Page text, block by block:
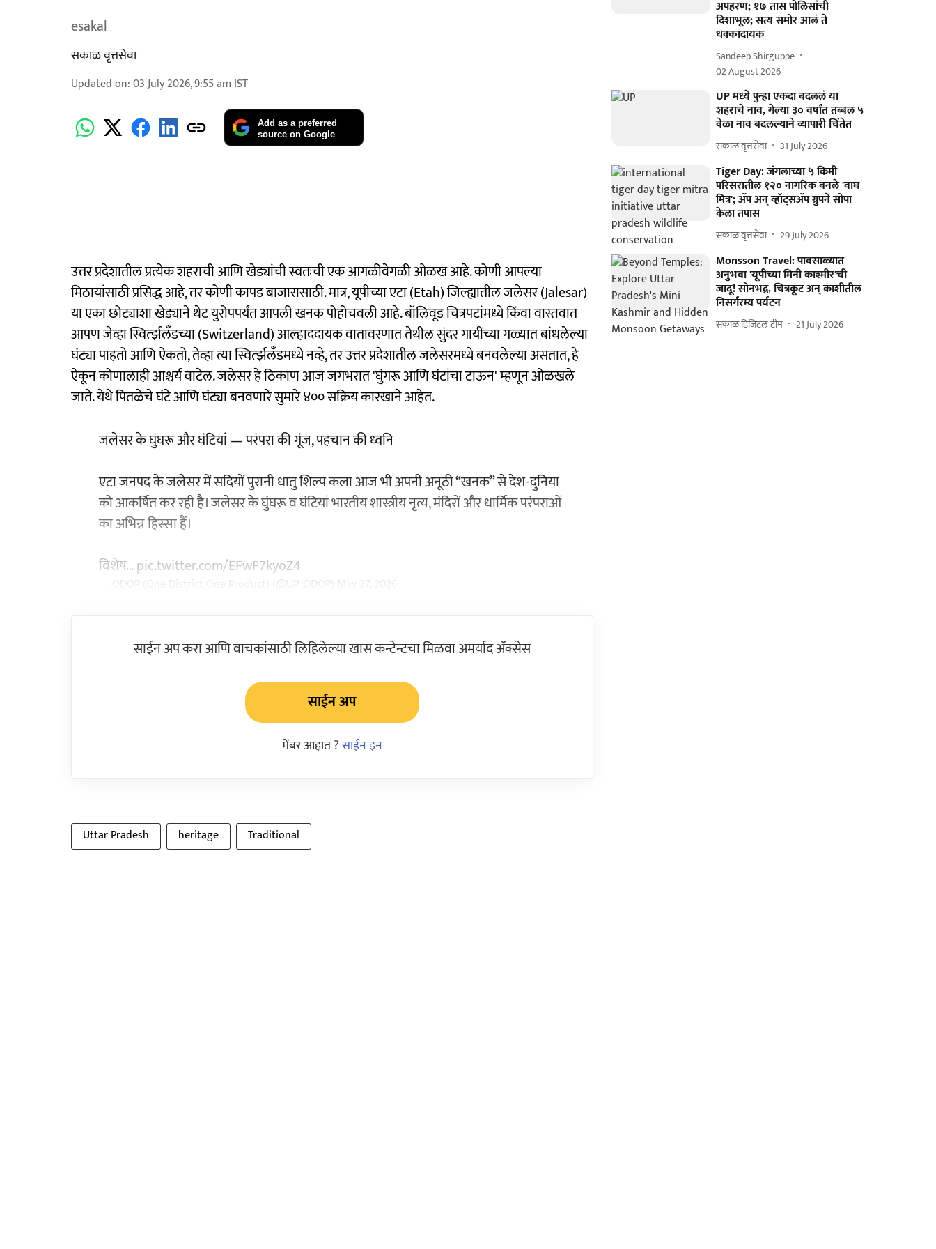
esakal
सकाळ वृत्तसेवा
Updated on:03 July 2026, 9:55 am IST
Add as a preferred
source on Google
उत्तर प्रदेशातील प्रत्येक शहराची आणि खेड्यांची स्वतःची एक आगळीवेगळी ओळख आहे. कोणी आपल्या
मिठायांसाठी प्रसिद्ध आहे, तर कोणी कापड बाजारासाठी. मात्र, यूपीच्या एटा (Etah) जिल्ह्यातील जलेसर (Jalesar)
या एका छोट्याशा खेड्याने थेट युरोपपर्यंत आपली खनक पोहोचवली आहे. बॉलिवूड चित्रपटांमध्ये किंवा वास्तवात
आपण जेव्हा स्विर्त्झलँडच्या (Switzerland) आल्हाददायक वातावरणात तेथील सुंदर गायींच्या गळ्यात बांधलेल्या
घंट्या पाहतो आणि ऐकतो, तेव्हा त्या स्विर्त्झलँडमध्ये नव्हे, तर उत्तर प्रदेशातील जलेसरमध्ये बनवलेल्या असतात, हे
ऐकून कोणालाही आश्चर्य वाटेल. जलेसर हे ठिकाण आज जगभरात 'घुंगरू आणि घंटांचा टाऊन' म्हणून ओळखले
जाते. येथे पितळेचे घंटे आणि घंट्या बनवणारे सुमारे ४०० सक्रिय कारखाने आहेत.
जलेसर के घुंघरू और घंटियां — परंपरा की गूंज, पहचान की ध्वनि
एटा जनपद के जलेसर में सदियों पुरानी धातु शिल्प कला आज भी अपनी अनूठी “खनक” से देश-दुनिया
को आकर्षित कर रही है। जलेसर के घुंघरू व घंटियां भारतीय शास्त्रीय नृत्य, मंदिरों और धार्मिक परंपराओं
का अभिन्न हिस्सा हैं।
विशेष…pic.twitter.com/EFwF7kyoZ4
— ODOP (One District One Product) (@UP_ODOP) May 27, 2026
साईन अप करा आणि वाचकांसाठी लिहिलेल्या खास कन्टेन्टचा मिळवा अमर्याद ॲक्सेस
साईन अप
मेंबर आहात ?साईन इन
Uttar Pradesh heritage Traditional
अपहरण; १७ तास पोलिसांची
दिशाभूल; सत्य समोर आलं ते
धक्कादायक
Sandeep Shirguppe
02 August 2026
UP मध्ये पुन्हा एकदा बदललं या
शहराचे नाव, गेल्या ३० वर्षांत तब्बल ५
वेळा नाव बदलल्याने व्यापारी चिंतेत
सकाळ वृत्तसेवा 31 July 2026
Tiger Day: जंगलाच्या ५ किमी
परिसरातील १२० नागरिक बनले 'वाघ
मित्र'; ॲप अन् व्हॉट्सॲप ग्रुपने सोपा
केला तपास
सकाळ वृत्तसेवा 29 July 2026
Monsson Travel: पावसाळ्यात
अनुभवा 'यूपीच्या मिनी काश्मीर'ची
जादू! सोनभद्र, चित्रकूट अन् काशीतील
निसर्गरम्य पर्यटन
सकाळ डिजिटल टीम 21 July 2026